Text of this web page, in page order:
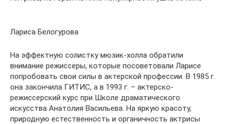
Лариса Белогурова
На эффектную солистку мюзик-холла обратили
внимание режиссеры, которые посоветовали Ларисе
попробовать свои силы в актерской профессии. В 1985 г.
она закончила ГИТИС, а в 1993 г. – актерско-
режиссерский курс при Школе драматического
искусства Анатолия Васильева. На яркую красоту,
природную естественность и органичность актрисы